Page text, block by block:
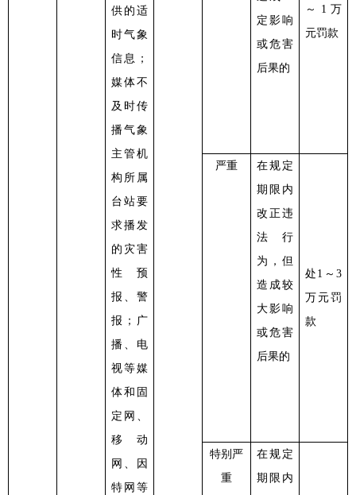
供的适
时气象
信息；
媒体不
及时传
播气象
主管机
构所属
台站要
求播发
的灾害
性预
报、警
报 ；广
播、电
视等媒
体和固
定网、
移动
网、因
特网等
定影响
或危害
后果的
～1万
元罚款
严重
在规定
期限内
改正违
法行
为，但
造成较
大影响
或危害
后果的
处 1～3
万元罚
款
特别严
重
在规定
期限内